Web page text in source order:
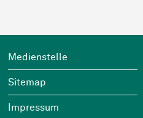
Footer
Wichtige Links
Medienstelle
Sitemap
Impressum